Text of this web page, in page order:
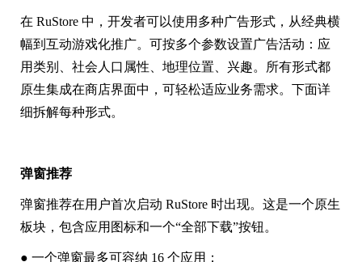
在 RuStore 中，开发者可以使用多种广告形式，从经典横
幅到互动游戏化推广。可按多个参数设置广告活动：应
用类别、社会人口属性、地理位置、兴趣。所有形式都
原生集成在商店界面中，可轻松适应业务需求。下面详
细拆解每种形式。
弹窗推荐
弹窗推荐在用户首次启动 RuStore 时出现。这是一个原生
板块，包含应用图标和一个“全部下载”按钮。
● 一个弹窗最多可容纳 16 个应用；